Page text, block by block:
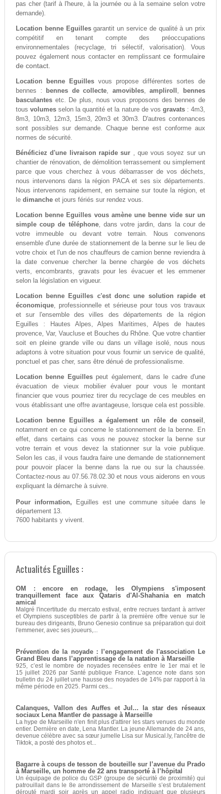
pas cher (tarif à l'heure, à la journée ou à la semaine selon votre
demande).
Location benne Eguillesgarantit un service de qualité à un prix
compétitif en tenant compte des préoccupations
environnementales (recyclage, tri sélectif, valorisation). Vous
pouvez également nous contacter en remplissantce formulaire
de contact.
Location benne Eguillesvous propose différentes sortes de
bennes :
bennes de collecte, amovibles,ampliroll ,
bennes
basculantesetc. De plus, nous vous proposons des bennes de
tousvolumes selon la quantité et la nature de vos gravats: 4m3,
8m3, 10m3, 12m3, 15m3, 20m3 et 30m3. D'autres contenances
sont possibles sur demande. Chaque benne est conforme aux
normes de sécurité.
Bénéficiez d'une livraison rapide sur , que vous soyez sur un
chantier de rénovation, de démolition terrassement ou simplement
parce que vous cherchez à vous débarrasser de vos déchets,
nous intervenons dans la région PACA et ses six départements.
Nous intervenons rapidement, en semaine sur toute la région, et
le dimancheet jours fériés sur rendez vous.
Location benne Eguilles vous amène une benne vide sur un
simple coup de téléphone, dans votre jardin, dans la cour de
votre immeuble ou devant votre terrain. Nous convenons
ensemble d'une durée de stationnement de la benne sur le lieu de
votre choix et l'un de nos chauffeurs de camion benne reviendra à
la date convenue chercher la benne chargée de vos déchets
verts, encombrants, gravats pour les évacuer et les emmener
selon la législation en vigueur.
Location benne Eguilles c'est donc une solution rapide et
économique, professionnelle et sérieuse pour tous vos travaux
et sur l'ensemble des villes des départements de la région
Eguilles : Hautes Alpes, Alpes Maritimes, Alpes de hautes
provence, Var, Vaucluse et Bouches du Rhône. Que votre chantier
soit en pleine grande ville ou dans un village isolé, nous nous
adaptons à votre situation pour vous fournir un service de qualité,
ponctuel et pas cher, sans être dénué de professionalisme.
Location benne Eguillespeut également, dans le cadre d'une
évacuation de vieux mobilier évaluer pour vous le montant
financier que vous pourriez tirer du recyclage de ces meubles en
vous établissant une offre avantageuse, lorsque cela est possible.
Location benne Eguilles a également un rôle de conseil ,
notamment en ce qui concerne le stationnement de la benne. En
effet, dans certains cas vous ne pouvez stocker la benne sur
votre terrain et vous devez la stationner sur la voie publique.
Selon les cas, il vous faudra faire une demande de stationnement
pour pouvoir placer la benne dans la rue ou sur la chaussée.
Contactez-nous au 07.56.78.02.30 et nous vous aiderons en vous
expliquant la démarche à suivre.
Pour information, Eguilles est une commune située dans le
département 13.
7600 habitants y vivent.
Actualités Eguilles :
OM : encore en rodage, les Olympiens s'imposent
tranquillement face aux Qataris d'Al-Shahania en match
amical
Malgré l'incertitude du mercato estival, entre recrues tardant à arriver
et Olympiens susceptibles de partir à la première offre venue sur le
bureau des dirigeants, Bruno Genesio continue sa préparation qui doit
l'emmener, avec ses joueurs,...
Prévention de la noyade : l’engagement de l'association Le
Grand Bleu dans l’apprentissage de la natation à Marseille
925, c’est le nombre de noyades recensées entre le 1er mai et le
15 juillet 2026 par Santé publique France. L’agence note dans son
bulletin du 24 juillet une hausse des noyades de 14% par rapport à la
même période en 2025. Parmi ces...
Calanques, Vallon des Auffes et Jul... la star des réseaux
sociaux Lena Mantler de passage à Marseille
La hype de Marseille n'en finit plus d'attirer les stars venues du monde
entier. Dernière en date, Lena Mantler. La jeune Allemande de 24 ans,
devenue célèbre avec sa sœur jumelle Lisa sur Musical.ly, l'ancêtre de
Tiktok, a posté des photos et...
Bagarre à coups de tesson de bouteille sur l’avenue du Prado
à Marseille, un homme de 22 ans transporté à l’hôpital
Un équipage de police du GSP (groupe de sécurité de proximité) qui
patrouillait dans le 8e arrondissement de Marseille s’est brutalement
dérouté mardi soir après un appel radio indiquant que plusieurs